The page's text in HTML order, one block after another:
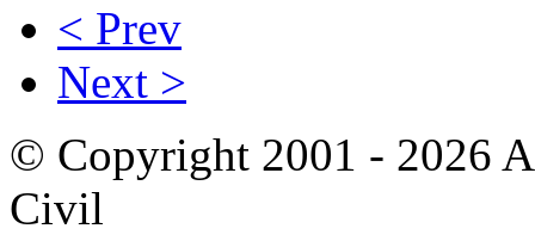
< Prev
Next >
© Copyright 2001 - 2026
Civil